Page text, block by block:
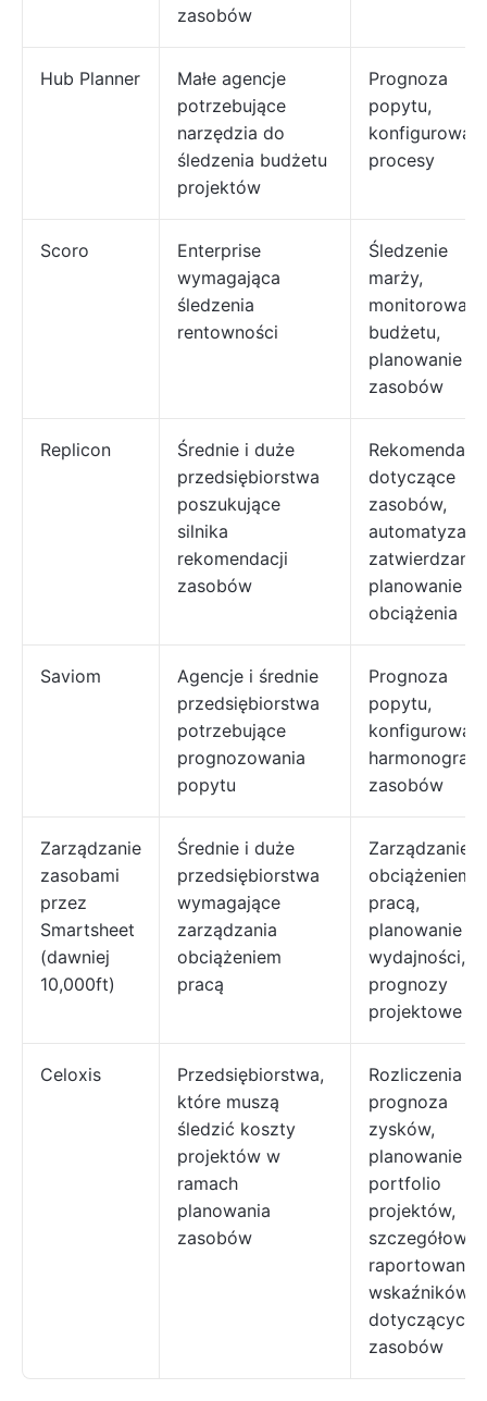
zasobów
Hub Planner
Małe agencje
potrzebujące
narzędzia do
śledzenia budżetu
projektów
Prognoza
popytu,
procesy
Scoro
Enterprise
wymagająca
śledzenia
rentowności
Śledzenie
marży,
budżetu,
planowanie
zasobów
Replicon
Średnie i duże
przedsiębiorstwa
poszukujące
silnika
rekomendacji
zasobów
dotyczące
zasobów,
zatwierdzania,
planowanie
obciążenia
Saviom
Agencje i średnie
przedsiębiorstwa
potrzebujące
prognozowania
popytu
Prognoza
popytu,
harmonogram
zasobów
Zarządzanie
zasobami
przez
Smartsheet
(dawniej
10,000ft)
Średnie i duże
przedsiębiorstwa
wymagające
zarządzania
obciążeniem
pracą
Zarządzanie
obciążeniem
pracą,
planowanie
wydajności,
prognozy
projektowe
Celoxis
Przedsiębiorstwa,
które muszą
śledzić koszty
projektów w
ramach
planowania
zasobów
Rozliczenia i
prognoza
zysków,
planowanie
portfolio
projektów,
szczegółowe
raportowanie
wskaźników
dotyczących
zasobów